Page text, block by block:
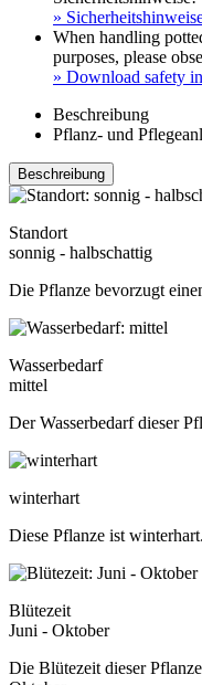
»
When handling
purposes, please
» Download safety
Beschreibung
Pflanz- und
Beschreibung
Standort
sonnig - halbschattig
Die Pflanze bevorzugt
Wasserbedarf
mittel
Der Wasserbedarf dieser
winterhart
Diese Pflanze ist winterhart.
Blütezeit
Juni - Oktober
Die Blütezeit dieser